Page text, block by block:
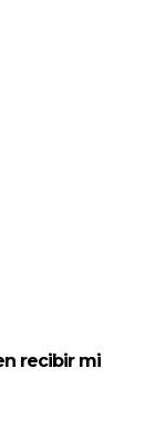
recibir mi